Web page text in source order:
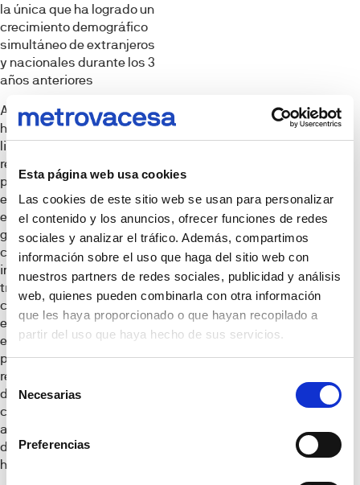
Esta página web usa cookies
Las cookies de este sitio web se usan para personalizar
el contenido y los anuncios, ofrecer funciones de redes
sociales y analizar el tráfico. Además, compartimos
información sobre el uso que haga del sitio web con
nuestros partners de redes sociales, publicidad y análisis
web, quienes pueden combinarla con otra información
que les haya proporcionado o que hayan recopilado a
partir del uso que haya hecho de sus servicios.
Selección
de
consentimiento
Necesarias
Preferencias
la única que ha logrado un
crecimiento demográfico
simultáneo de extranjeros
y nacionales durante los 3
años anteriores
Aunque la formación de
hogares muestra una
ligera moderación
respecto a ejercicios
previos, la demanda
estructural se mantiene
en niveles muy altos
gracias a la llegada
continua de residentes
internacionales y
trabajadores
cualificados. Esta presión
es tan intensa que incluso
el parque de viviendas no
principales (segunda
residencia) ha
descendido en los últimos
cuatro años para ser
absorbido por la
demanda de vivienda
habitual.